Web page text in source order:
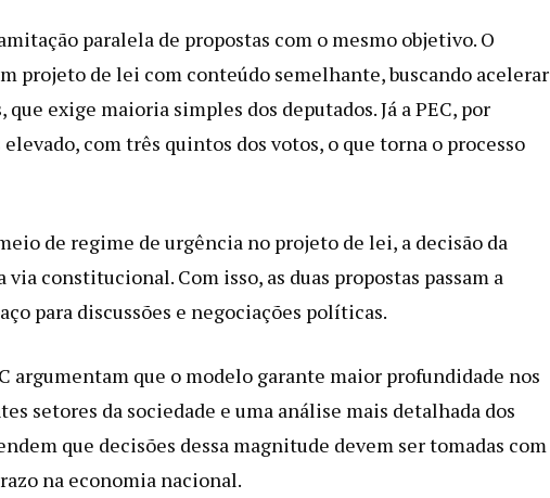
paralela de propostas com o mesmo objetivo. O
projeto de lei com conteúdo semelhante, buscando acelerar
exige maioria simples dos deputados. Já a PEC, por
com três quintos dos votos, o que torna o processo
de regime de urgência no projeto de lei, a decisão da
constitucional. Com isso, as duas propostas passam a
para discussões e negociações políticas.
argumentam que o modelo garante maior profundidade nos
setores da sociedade e uma análise mais detalhada dos
que decisões dessa magnitude devem ser tomadas com
na economia nacional.